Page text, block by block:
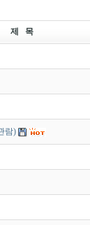
제 목
람)